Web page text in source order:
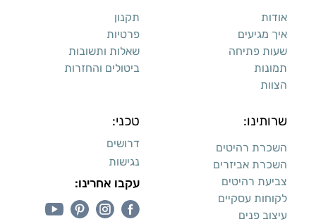
אודות
איך מגיעים
שעות פתיחה
תמונות
הצוות
תקנון
פרטיות
שאלות ותשובות
ביטולים והחזרות
שרותינו:
השכרת רהיטים
השכרת אביזרים
צביעת רהיטים
לקוחות עסקיים
עיצוב פנים
טכני:
דרושים
נגישות
עקבו אחרינו: